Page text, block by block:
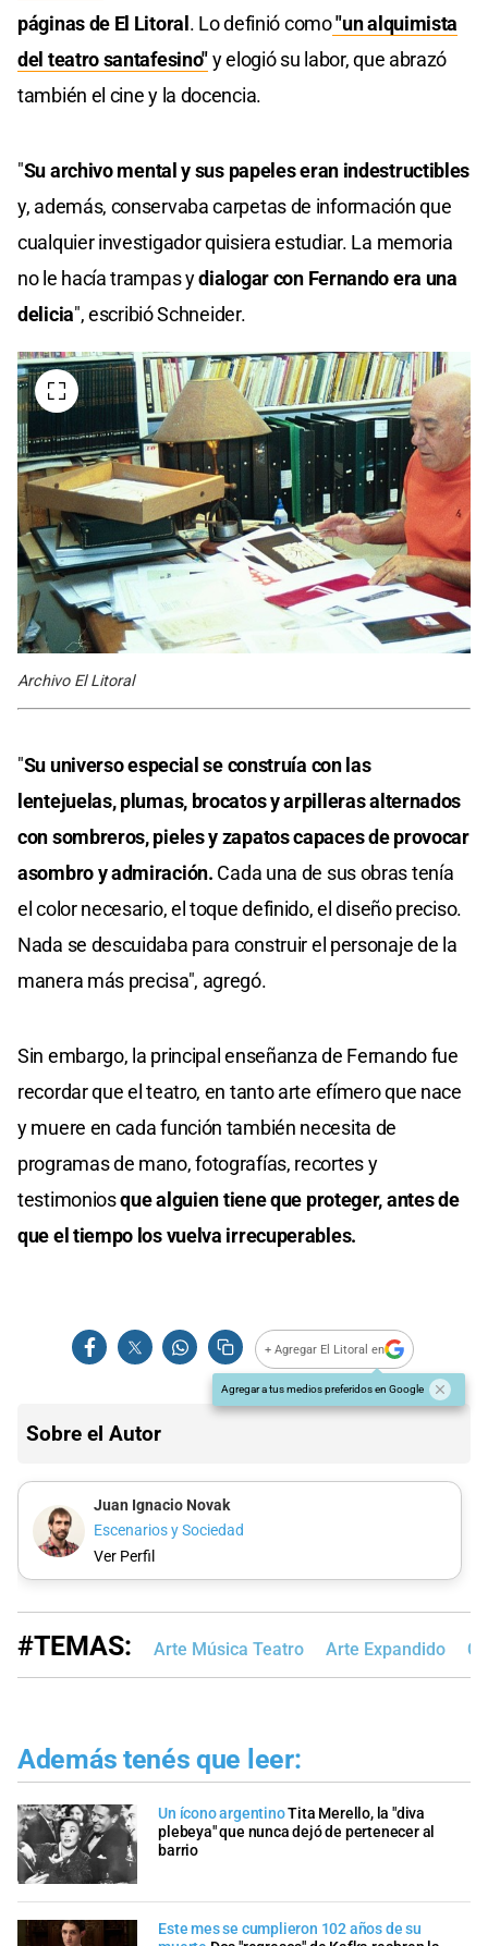
páginas de El Litoral . Lo definió como"un alquimista
del teatro santafesino"y elogió su labor, que abrazó
también el cine y la docencia.
"Su archivo mental y sus papeles eran indestructibles
y, además, conservaba carpetas de información que
cualquier investigador quisiera estudiar. La memoria
no le hacía trampas ydialogar con Fernando era una
delicia", escribió Schneider.
Archivo El Litoral
"Su universo especial se construía con las
lentejuelas, plumas, brocatos y arpilleras alternados
con sombreros, pieles y zapatos capaces de provocar
asombro y admiración. Cada una de sus obras tenía
el color necesario, el toque definido, el diseño preciso.
Nada se descuidaba para construir el personaje de la
manera más precisa", agregó.
Sin embargo, la principal enseñanza de Fernando fue
recordar que el teatro, en tanto arte efímero que nace
y muere en cada función también necesita de
programas de mano, fotografías, recortes y
testimoniosque alguien tiene que proteger, antes de
que el tiempo los vuelva irrecuperables.
+ Agregar El Litoral en
Agregar a tus medios preferidos en Google
Sobre el Autor
Juan Ignacio Novak
Escenarios y Sociedad
Ver Perfil
#TEMAS: Arte Música Teatro Arte Expandido
Además tenés que leer:
Un ícono argentinoTita Merello, la "diva
plebeya" que nunca dejó de pertenecer al
barrio
Este mes se cumplieron 102 años de su